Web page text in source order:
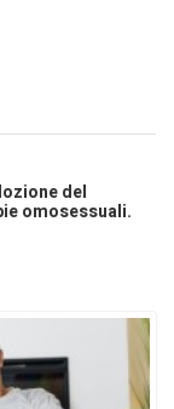
del
omosessuali.